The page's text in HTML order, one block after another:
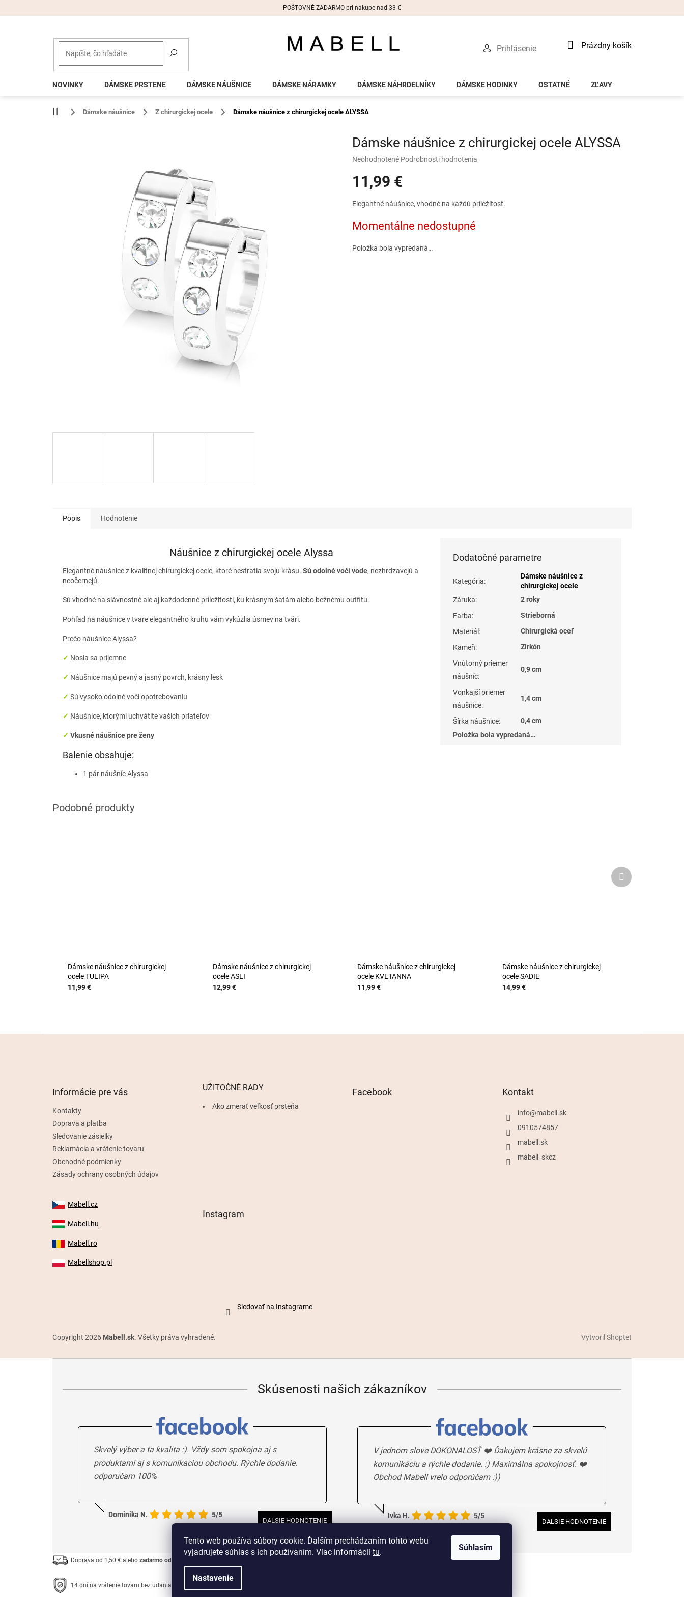
Tento web používa súbory cookie. Ďalším prechádzaním tohto webu
vyjadrujete súhlas s ich používaním. Viac informácií tu.
Nastavenie
Súhlasím
POŠTOVNÉ ZADARMO pri nákupe nad 33 €
Prihlásenie
Nákupný
Prázdny košík
NOVINKY DÁMSKE PRSTENE DÁMSKE NÁUŠNICE DÁMSKE NÁRAMKY DÁMSKE NÁHRDELNÍKY DÁMSKE HODINKY OSTATNÉ ZĽAVY
Domov Dámske náušnice Z chirurgickej ocele Dámske náušnice z chirurgickej ocele ALYSSA
Dámske náušnice z chirurgickej ocele ALYSSA
Priemerné
produktu
je
z
hviezdičiek.
Neohodnotené Podrobnosti hodnotenia
11,99 €
cena:
Elegantné náušnice, vhodné na každú príležitosť.
Momentálne nedostupné
Položka bola vypredaná…
Popis Hodnotenie
Náušnice z chirurgickej ocele Alyssa
Elegantné náušnice z kvalitnej chirurgickej ocele, ktoré nestratia svoju krásu. Sú odolné voči vode, nezhrdzavejú a
neočernejú.
Sú vhodné na slávnostné ale aj každodenné príležitosti, ku krásnym šatám alebo bežnému outfitu.
Pohľad na náušnice v tvare elegantného kruhu vám vykúzlia úsmev na tvári.
Prečo náušnice Alyssa?
✓ Nosia sa príjemne
✓ Náušnice majú pevný a jasný povrch, krásny lesk
✓ Sú vysoko odolné voči opotrebovaniu
✓ Náušnice, ktorými uchvátite vašich priateľov
✓ Vkusné náušnice pre ženy
Balenie obsahuje:
1 pár náušníc Alyssa
Dodatočné parametre
Kategória:
Dámske náušnice z
chirurgickej ocele
Záruka:
2 roky
Farba:
Strieborná
Materiál :
Chirurgická oceľ
Kameň:
Zirkón
Vnútorný priemer
náušníc:
0,9 cm
Vonkajší priemer
náušnice:
1,4 cm
Šírka náušnice:
0,4 cm
Položka bola vypredaná…
Dámske náušnice z chirurgickej
ocele TULIPA
11,99 €
Dámske náušnice z chirurgickej
ocele ASLI
12,99 €
Dámske náušnice z chirurgickej
ocele KVETANNA
11,99 €
Dámske náušnice z chirurgickej
ocele SADIE
14,99 €
Ďalší
produkt
Informácie pre vás
Kontakty
Doprava a platba
Sledovanie zásielky
Reklamácia a vrátenie tovaru
Obchodné podmienky
Zásady ochrany osobných údajov
UŽITOČNÉ RADY
Ako zmerať veľkosť prsteňa
Facebook Kontakt
info@mabell.sk
0910574857
mabell.sk
mabell_skcz
Mabell.cz
Mabell.hu
Mabell.ro
Mabellshop.pl
Instagram
Sledovať na Instagrame
Vytvoril Shoptet
Copyright 2026 Mabell.sk. Všetky práva vyhradené.
Skúsenosti našich zákazníkov
Skvelý výber a ta kvalita :). Vždy som spokojna aj s
produktami aj s komunikaciou obchodu. Rýchle dodanie.
odporučam 100%
Dominika N. 5/5
DALSIE HODNOTENIE
V jednom slove DOKONALOSŤ ❤️ Ďakujem krásne za skvelú
komunikáciu a rýchle dodanie. :) Maximálna spokojnosť. ❤️
Obchod Mabell vrelo odporúčam :))
Ivka H. 5/5
DALSIE HODNOTENIE
Doprava od 1,50 € alebo zadarmo od 33 €
14 dní na vrátenie tovaru bez udania dôvodu